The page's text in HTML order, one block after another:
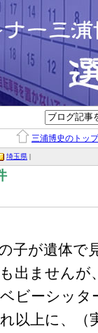
三浦博史のトップ
埼玉県 |
子が遺体で
出ません
ビーシッ
以上に、（